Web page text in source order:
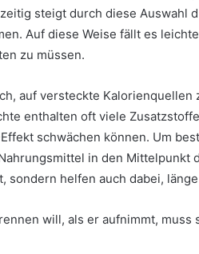
steigt durch diese Auswahl
Auf diese Weise fällt es
zu müssen.
auf versteckte
enthalten oft viele
schwächen können. Um
in den Mittelpunkt
sondern helfen auch dabei,
will, als er aufnimmt,